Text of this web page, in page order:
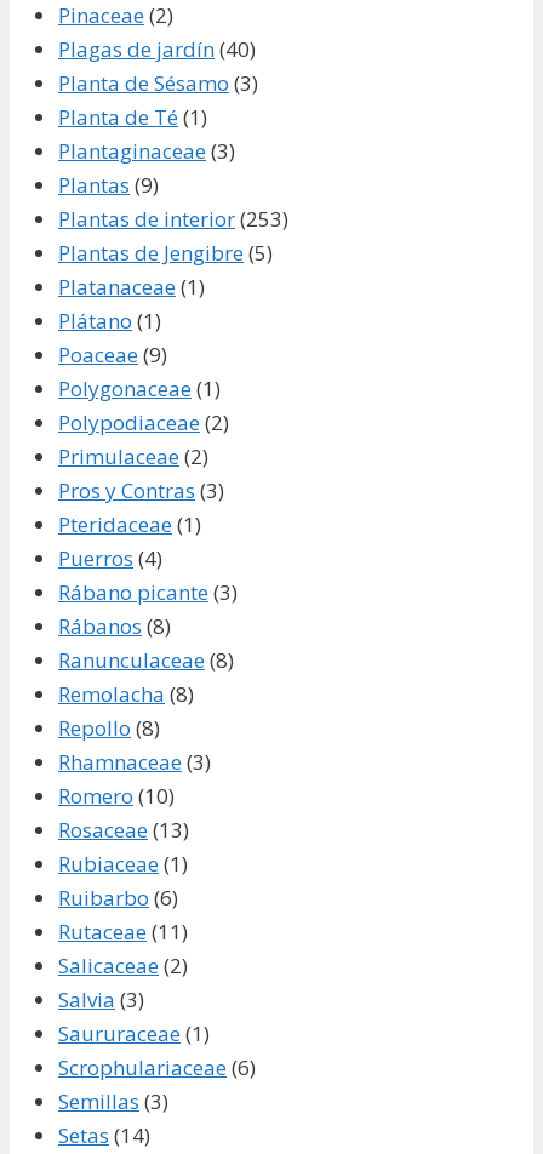
Pinaceae(2)
Plagas de jardín(40)
Planta de Sésamo (3)
Planta de Té(1)
Plantaginaceae(3)
Plantas (9)
Plantas de interior(253)
Plantas de Jengibre(5)
Platanaceae(1)
Plátano (1)
Poaceae(9)
Polygonaceae(1)
Polypodiaceae(2)
Primulaceae(2)
Pros y Contras (3)
Pteridaceae(1)
Puerros (4)
Rábano picante(3)
Rábanos (8)
Ranunculaceae(8)
Remolacha (8)
Repollo (8)
Rhamnaceae(3)
Romero (10)
Rosaceae(13)
Rubiaceae(1)
Ruibarbo (6)
Rutaceae(11)
Salicaceae(2)
Salvia (3)
Saururaceae(1)
Scrophulariaceae(6)
Semillas (3)
Setas (14)